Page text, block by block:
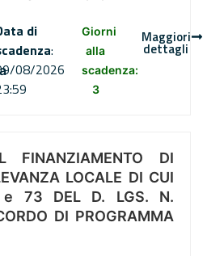
di
:
08/2026
Giorni
alla
scadenza:
3
Maggiori
dettagli
FINANZIAMENTO DI
LOCALE DI CUI
e 73 DEL D. LGS. N.
DI PROGRAMMA